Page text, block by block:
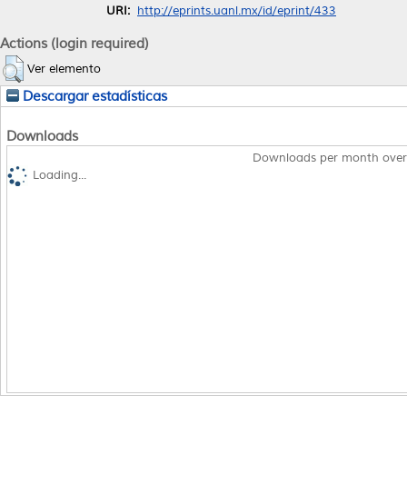
URI: http://eprints.uanl.mx/id/eprint/433
Actions (login required)
Ver elemento
Descargar estadísticas
Downloads
Downloads per month
Loading...